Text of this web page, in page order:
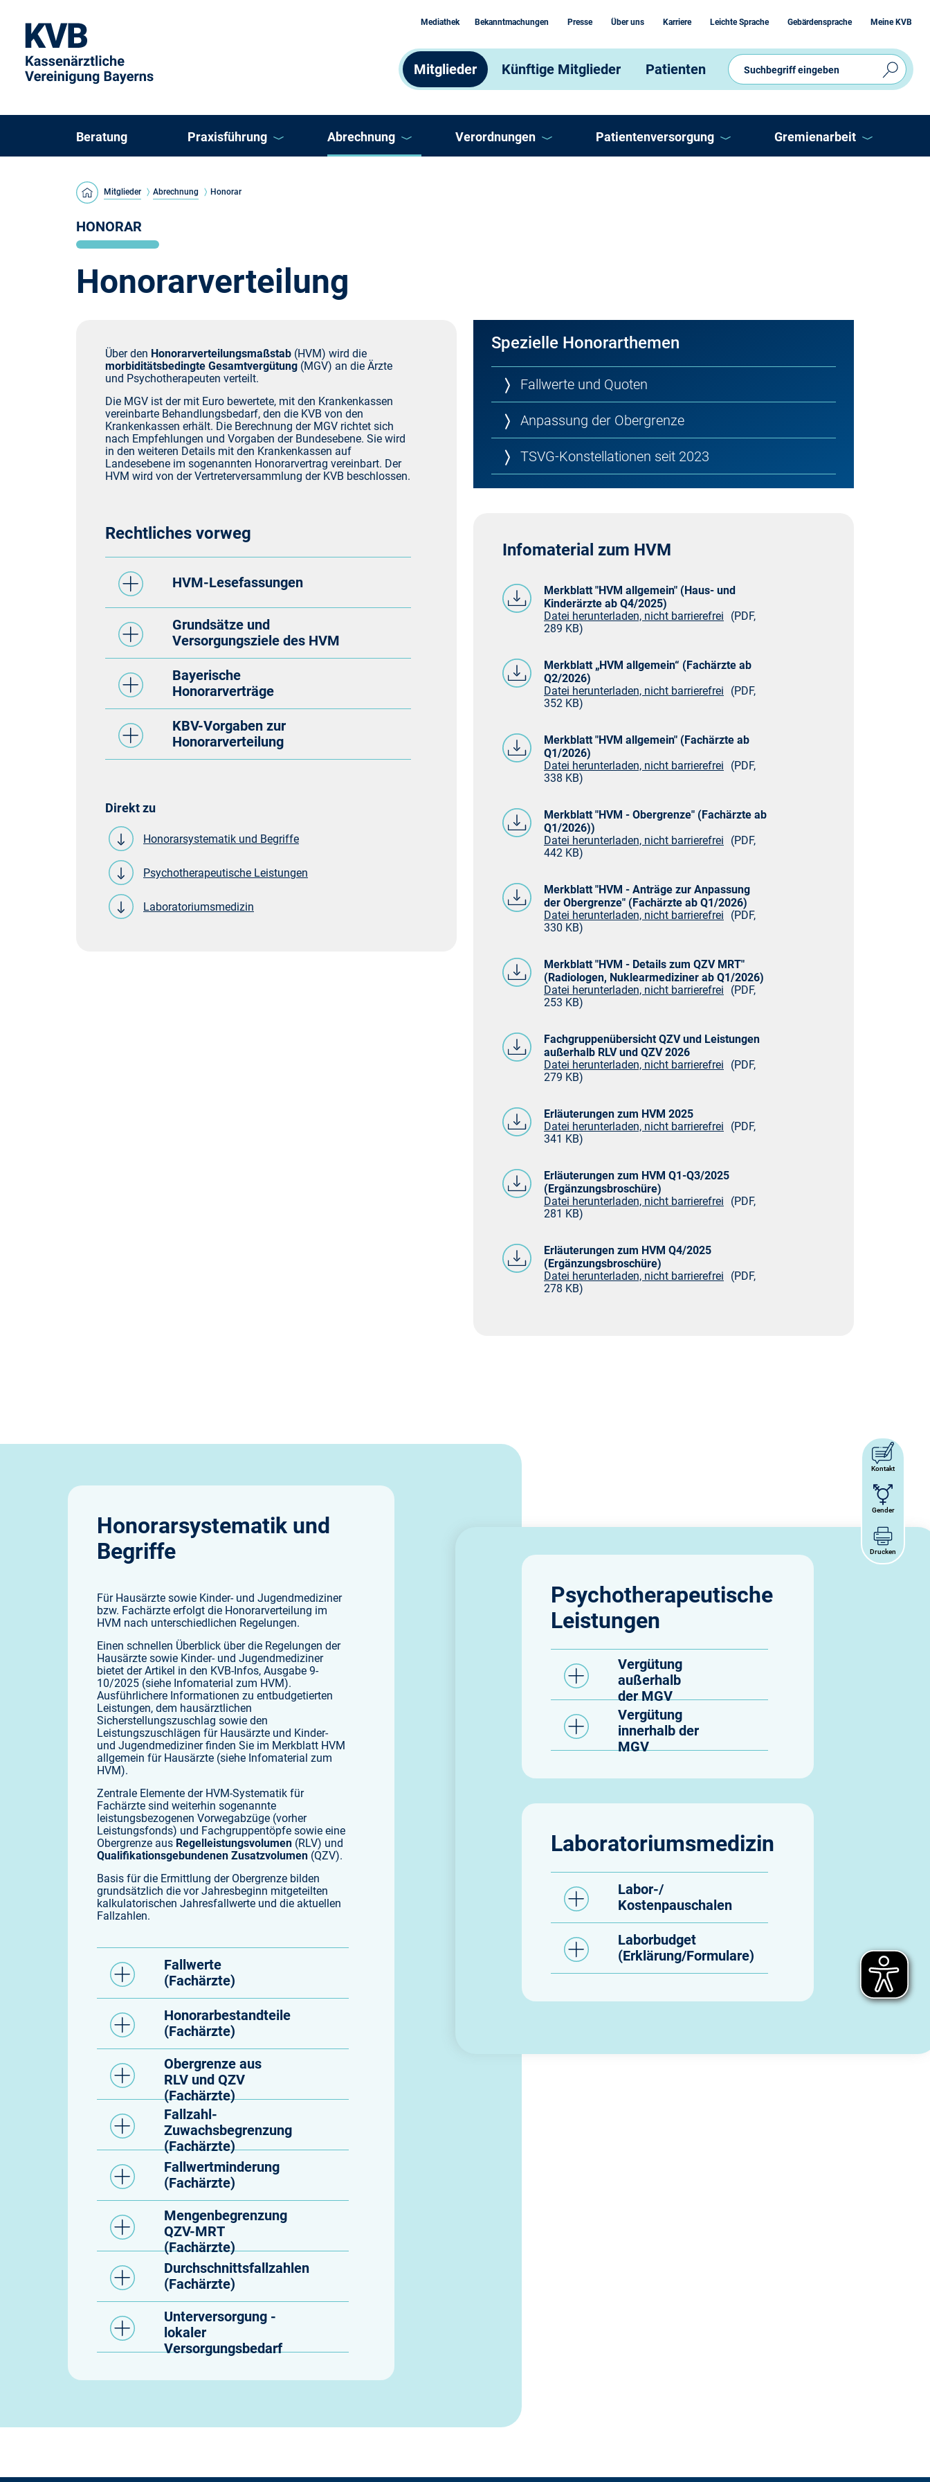
Mediathek Bekanntmachungen Presse Über uns Karriere Leichte Sprache Gebärdensprache Meine KVB
Mitglieder Künftige Mitglieder Patienten
Beratung Praxisführung
Förderungen
Fortbildungsangebot
Infektionsschutz
IT, Online-Services, TI
Abrechnung
Hybrid-DRG
KVB Pro Service
Nichtärztliche Praxisassistenz
Vergütungsverträge
Verordnungen
Sprechstundenbedarf
Verbandmittel
Patientenversorgung
Notarztdienst
Pflegeheimversorgung
Praxisnetze
Psychiatrische Komplexversorgung
Gremienarbeit
Mitglieder Abrechnung Honorar
HONORAR
Honorarverteilung
Über den Honorarverteilungsmaßstab (HVM) wird die
morbiditätsbedingte Gesamtvergütung (MGV) an die Ärzte
und Psychotherapeuten verteilt.
Die MGV ist der mit Euro bewertete, mit den Krankenkassen
vereinbarte Behandlungsbedarf, den die KVB von den
Krankenkassen erhält. Die Berechnung der MGV richtet sich
nach Empfehlungen und Vorgaben der Bundesebene. Sie wird
in den weiteren Details mit den Krankenkassen auf
Landesebene im sogenannten Honorarvertrag vereinbart. Der
HVM wird von der Vertreterversammlung der KVB beschlossen.
Rechtliches vorweg
HVM-Lesefassungen
Grundsätze und
Versorgungsziele des HVM
Bayerische
Honorarverträge
KBV-Vorgaben zur
Honorarverteilung
Direkt zu
Honorarsystematik und Begriffe
Psychotherapeutische Leistungen
Laboratoriumsmedizin
Spezielle Honorarthemen
Fallwerte und Quoten
Anpassung der Obergrenze
TSVG-Konstellationen seit 2023
Infomaterial zum HVM
Merkblatt "HVM allgemein" (Haus- und
Kinderärzte ab Q4/2025)
Datei herunterladen, nicht barrierefrei
(PDF,
289 KB)
Merkblatt „HVM allgemein“ (Fachärzte ab
Q2/2026)
Datei herunterladen, nicht barrierefrei
(PDF,
352 KB)
Merkblatt "HVM allgemein" (Fachärzte ab
Q1/2026)
Datei herunterladen, nicht barrierefrei
(PDF,
338 KB)
Merkblatt "HVM - Obergrenze" (Fachärzte ab
Q1/2026))
Datei herunterladen, nicht barrierefrei
(PDF,
442 KB)
Merkblatt "HVM - Anträge zur Anpassung
der Obergrenze" (Fachärzte ab Q1/2026)
Datei herunterladen, nicht barrierefrei
(PDF,
330 KB)
Merkblatt "HVM - Details zum QZV MRT"
(Radiologen, Nuklearmediziner ab Q1/2026)
Datei herunterladen, nicht barrierefrei
(PDF,
253 KB)
Fachgruppenübersicht QZV und Leistungen
außerhalb RLV und QZV 2026
Datei herunterladen, nicht barrierefrei
(PDF,
279 KB)
Erläuterungen zum HVM 2025
Datei herunterladen, nicht barrierefrei
(PDF,
341 KB)
Erläuterungen zum HVM Q1-Q3/2025
(Ergänzungsbroschüre)
Datei herunterladen, nicht barrierefrei
(PDF,
281 KB)
Erläuterungen zum HVM Q4/2025
(Ergänzungsbroschüre)
Datei herunterladen, nicht barrierefrei
(PDF,
278 KB)
Honorarsystematik und
Begriffe
Für Hausärzte sowie Kinder- und Jugendmediziner
bzw. Fachärzte erfolgt die Honorarverteilung im
HVM nach unterschiedlichen Regelungen.
Einen schnellen Überblick über die Regelungen der
Hausärzte sowie Kinder- und Jugendmediziner
bietet der Artikel in den KVB-Infos, Ausgabe 9-
10/2025 (siehe Infomaterial zum HVM).
Ausführlichere Informationen zu entbudgetierten
Leistungen, dem hausärztlichen
Sicherstellungszuschlag sowie den
Leistungszuschlägen für Hausärzte und Kinder-
und Jugendmediziner finden Sie im Merkblatt HVM
allgemein für Hausärzte (siehe Infomaterial zum
HVM).
Zentrale Elemente der HVM-Systematik für
Fachärzte sind weiterhin sogenannte
leistungsbezogenen Vorwegabzüge (vorher
Leistungsfonds) und Fachgruppentöpfe sowie eine
Obergrenze aus Regelleistungsvolumen (RLV) und
Qualifikationsgebundenen Zusatzvolumen (QZV).
Basis für die Ermittlung der Obergrenze bilden
grundsätzlich die vor Jahresbeginn mitgeteilten
kalkulatorischen Jahresfallwerte und die aktuellen
Fallzahlen.
Fallwerte
(Fachärzte)
Honorarbestandteile
(Fachärzte)
Obergrenze aus
RLV und QZV
(Fachärzte)
Fallzahl-
Zuwachsbegrenzung
(Fachärzte)
Fallwertminderung
(Fachärzte)
Mengenbegrenzung
QZV-MRT
(Fachärzte)
Durchschnittsfallzahlen
(Fachärzte)
Unterversorgung -
lokaler
Versorgungsbedarf
Psychotherapeutische
Leistungen
Vergütung
außerhalb
der MGV
Vergütung
innerhalb der
MGV
Laboratoriumsmedizin
Labor-/
Kostenpauschalen
Laborbudget
(Erklärung/Formulare)
Kontakt
Gender
Drucken